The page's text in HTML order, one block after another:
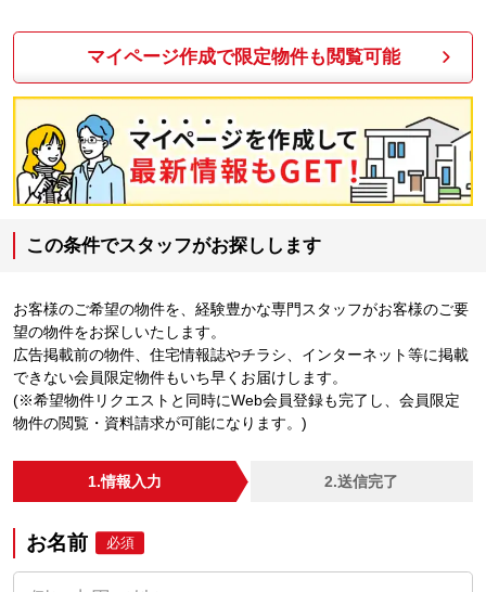
マイページ作成で限定物件も閲覧可能
この条件でスタッフがお探しします
お客様のご希望の物件を、経験豊かな専門スタッフがお客様のご要
望の物件をお探しいたします。
広告掲載前の物件、住宅情報誌やチラシ、インターネット等に掲載
できない会員限定物件もいち早くお届けします。
(※希望物件リクエストと同時にWeb会員登録も完了し、会員限定
物件の閲覧・資料請求が可能になります。)
1.情報入力 2.送信完了
お名前 必須